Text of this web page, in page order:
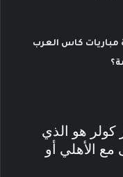
كاس العرب
كولر هو الذي
الأهلي أو